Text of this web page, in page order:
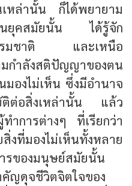
หล่านั้น ก็ได้พยายาม
นยุคสมัยนั้น ได้รู้จัก
รรมชาติ และเหนือ
ำลังสติปัญญาของตน
องไม่เห็น ซึ่งมีอำนาจ
ต่อสิ่งเหล่านั้น แล้ว
ำการต่างๆ ที่เรียกว่า
งที่มองไม่เห็นทั้งหลาย
รของมนุษย์สมัยนั้น
ญดุจชีวิตจิตใจของ